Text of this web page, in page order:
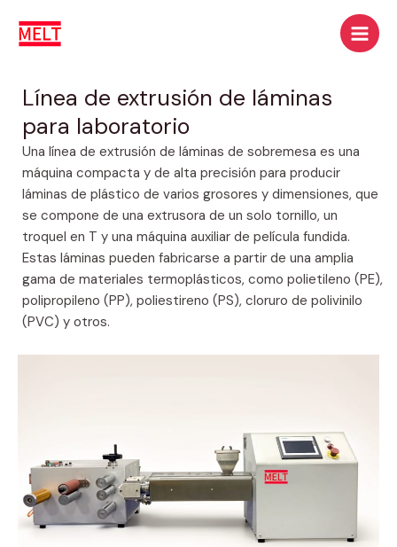
contenido
Línea de extrusión de láminas
para laboratorio
Una línea de extrusión de láminas de sobremesa es una
máquina compacta y de alta precisión para producir
láminas de plástico de varios grosores y dimensiones, que
se compone de una extrusora de un solo tornillo, un
troquel en T y una máquina auxiliar de película fundida.
Estas láminas pueden fabricarse a partir de una amplia
gama de materiales termoplásticos, como polietileno (PE),
polipropileno (PP), poliestireno (PS), cloruro de polivinilo
(PVC) y otros.